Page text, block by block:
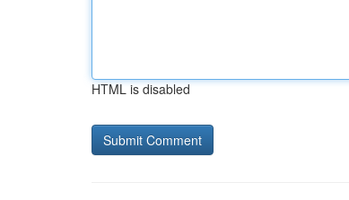
HTML is disabled